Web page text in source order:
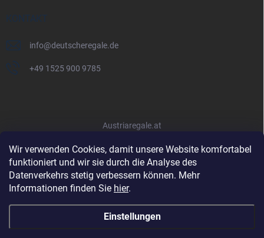
Wir verwenden Cookies, damit unsere Website komfortabel
funktioniert und wir sie durch die Analyse des
Datenverkehrs stetig verbessern können. Mehr
Informationen finden Sie hier.
Einstellungen
KONTAKT
info@deutscheregale.de
+49 1525 900 9785
Austriaregale.at